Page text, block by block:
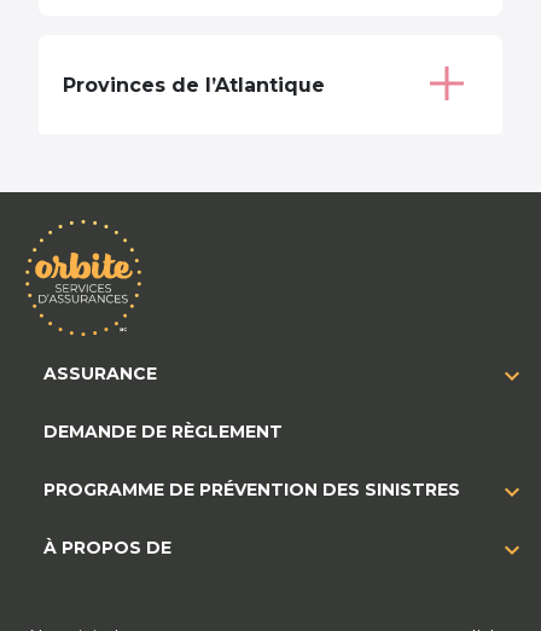
Provinces de l’Atlantique
ASSURANCE
DEMANDE DE RÈGLEMENT
PROGRAMME DE PRÉVENTION DES SINISTRES
À PROPOS DE